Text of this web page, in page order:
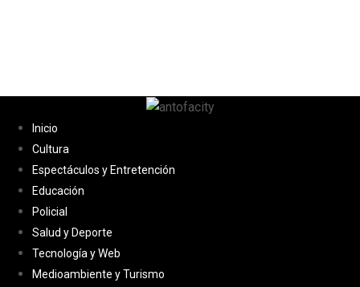
Inicio
Cultura
Espectáculos y Entretención
Educación
Policial
Salud y Deporte
Tecnología y Web
Medioambiente y Turismo